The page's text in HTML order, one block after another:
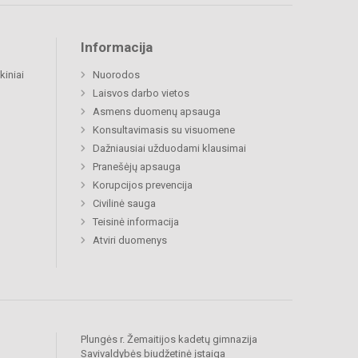
Informacija
Nuorodos
Laisvos darbo vietos
Asmens duomenų apsauga
Konsultavimasis su visuomene
Dažniausiai užduodami klausimai
Pranešėjų apsauga
Korupcijos prevencija
Civilinė sauga
Teisinė informacija
Atviri duomenys
Plungės r. Žemaitijos kadetų gimnazija
Savivaldybės biudžetinė įstaiga